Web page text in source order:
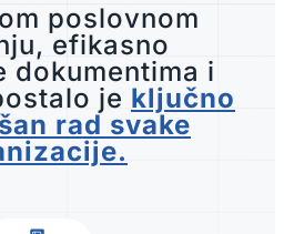
poslovnom
efikasno
dokumentima i
je ključno
rad svake